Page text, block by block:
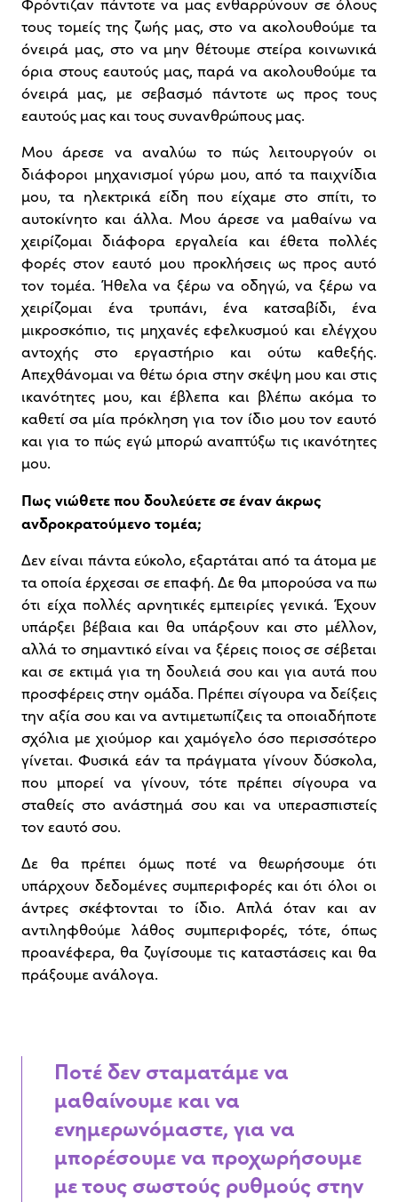
τους τομείς της ζωής μας, στο να ακολουθούμε τα
όνειρά μας, στο να μην θέτουμε στείρα κοινωνικά
όρια στους εαυτούς μας, παρά να ακολουθούμε τα
όνειρά μας, με σεβασμό πάντοτε ως προς τους
εαυτούς μας και τους συνανθρώπους μας.
Μου άρεσε να αναλύω το πώς λειτουργούν οι
διάφοροι μηχανισμοί γύρω μου, από τα παιχνίδια
μου, τα ηλεκτρικά είδη που είχαμε στο σπίτι, το
αυτοκίνητο και άλλα. Μου άρεσε να μαθαίνω να
χειρίζομαι διάφορα εργαλεία και έθετα πολλές
φορές στον εαυτό μου προκλήσεις ως προς αυτό
τον τομέα. Ήθελα να ξέρω να οδηγώ, να ξέρω να
χειρίζομαι ένα τρυπάνι, ένα κατσαβίδι, ένα
μικροσκόπιο, τις μηχανές εφελκυσμού και ελέγχου
αντοχής στο εργαστήριο και ούτω καθεξής.
Απεχθάνομαι να θέτω όρια στην σκέψη μου και στις
ικανότητες μου, και έβλεπα και βλέπω ακόμα το
καθετί σα μία πρόκληση για τον ίδιο μου τον εαυτό
και για το πώς εγώ μπορώ αναπτύξω τις ικανότητες
μου.
Πως νιώθετε που δουλεύετε σε έναν άκρως
ανδροκρατούμενο τομέα;
Δεν είναι πάντα εύκολο, εξαρτάται από τα άτομα με
τα οποία έρχεσαι σε επαφή. Δε θα μπορούσα να πω
ότι είχα πολλές αρνητικές εμπειρίες γενικά. Έχουν
υπάρξει βέβαια και θα υπάρξουν και στο μέλλον,
αλλά το σημαντικό είναι να ξέρεις ποιος σε σέβεται
και σε εκτιμά για τη δουλειά σου και για αυτά που
προσφέρεις στην ομάδα. Πρέπει σίγουρα να δείξεις
την αξία σου και να αντιμετωπίζεις τα οποιαδήποτε
σχόλια με χιούμορ και χαμόγελο όσο περισσότερο
γίνεται. Φυσικά εάν τα πράγματα γίνουν δύσκολα,
που μπορεί να γίνουν, τότε πρέπει σίγουρα να
σταθείς στο ανάστημά σου και να υπερασπιστείς
τον εαυτό σου.
Δε θα πρέπει όμως ποτέ να θεωρήσουμε ότι
υπάρχουν δεδομένες συμπεριφορές και ότι όλοι οι
άντρες σκέφτονται το ίδιο. Απλά όταν και αν
αντιληφθούμε λάθος συμπεριφορές, τότε, όπως
προανέφερα, θα ζυγίσουμε τις καταστάσεις και θα
πράξουμε ανάλογα.
Ποτέ δεν σταματάμε να
μαθαίνουμε και να
ενημερωνόμαστε, για να
μπορέσουμε να προχωρήσουμε
με τους σωστούς ρυθμούς στην